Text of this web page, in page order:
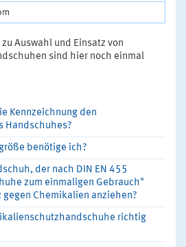
Auswahl und Einsatz von
sind hier noch einmal
Kennzeichnung den
Handschuhes?
benötige ich?
der nach DIN EN 455
zum einmaligen Gebrauch"
Chemikalien anziehen?
richtig